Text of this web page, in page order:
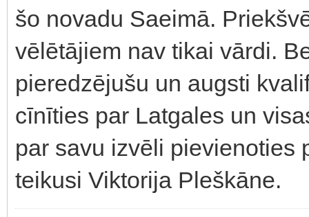
šo novadu Saeimā.
vēlētājiem nav tikai vārdi.
pieredzējušu un augsti
cīnīties par Latgales un
par savu izvēli pievienoties
teikusi Viktorija Pleškāne.